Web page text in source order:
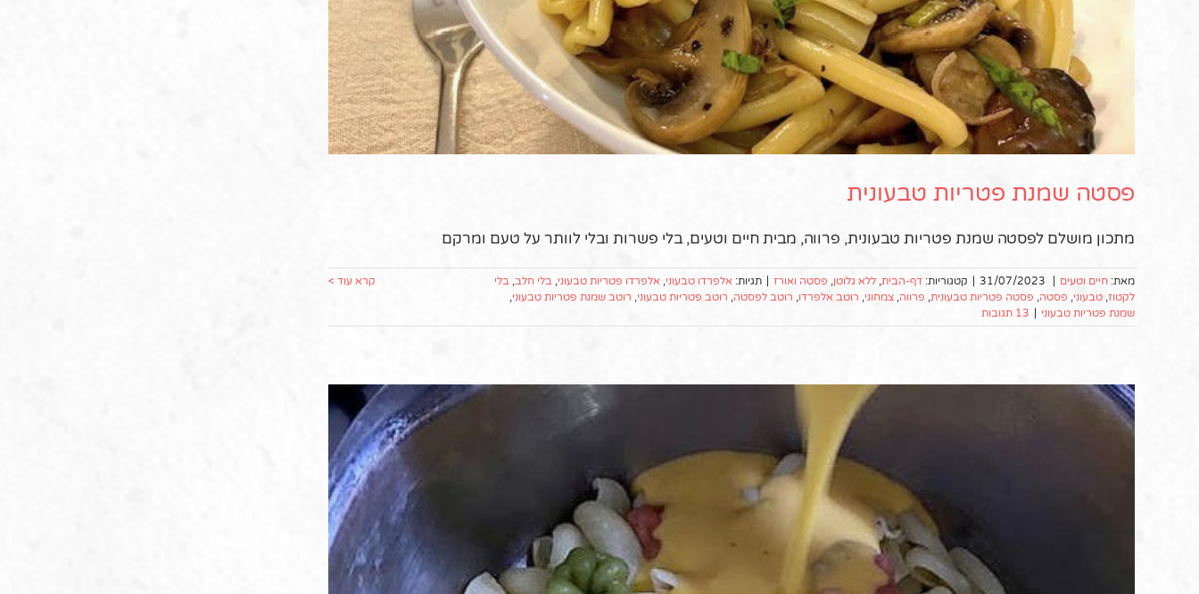
פסטה שמנת פטריות טבעונית
מתכון מושלם לפסטה שמנת פטריות טבעונית, פרווה, מבית חיים וטעים, בלי פשרות ובלי לוותר על טעם ומרקם
מאת: חיים וטעים |
31/07/2023
| קטגוריות: דף-הבית ללא גלוטן פסטה ואורז | תגיות: אלפרדו טבעוני אלפרדו פטריות טבעוני בלי חלב בלי
לקטוז טבעוני פסטה פסטה פטריות טבעונית פרווה צמחוני רוטב אלפרדו רוטב לפסטה רוטב פטריות טבעוני רוטב שמנת פטריות טבעוני
שמנת פטריות טבעוני | 13 תגובות
קרא עוד >